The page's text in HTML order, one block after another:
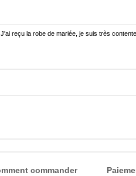
J'ai reçu la robe de mariée, je suis très
commander